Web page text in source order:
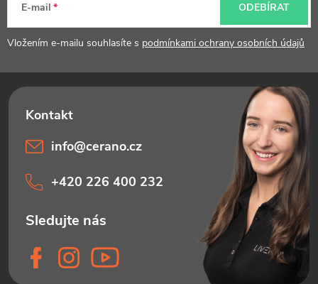
E-mail
Vložením e-mailu souhlasíte s podmínkami ochrany osobních údajů
ODEBÍRAT
info@cerano.cz
+420 226 400 232